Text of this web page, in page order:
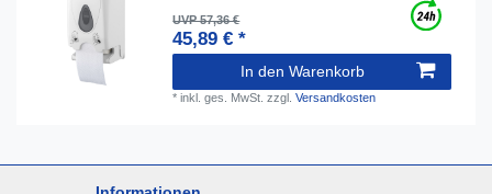
UVP 57,36 €
45,89 € *
In den Warenkorb
*inkl. ges. MwSt. zzgl.Versandkosten